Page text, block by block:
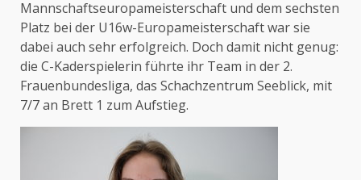
Mannschaftseuropameisterschaft und dem sechsten
Platz bei der U16w-Europameisterschaft war sie
dabei auch sehr erfolgreich. Doch damit nicht genug:
die C-Kaderspielerin führte ihr Team in der 2.
Frauenbundesliga, das Schachzentrum Seeblick, mit
7/7 an Brett 1 zum Aufstieg.